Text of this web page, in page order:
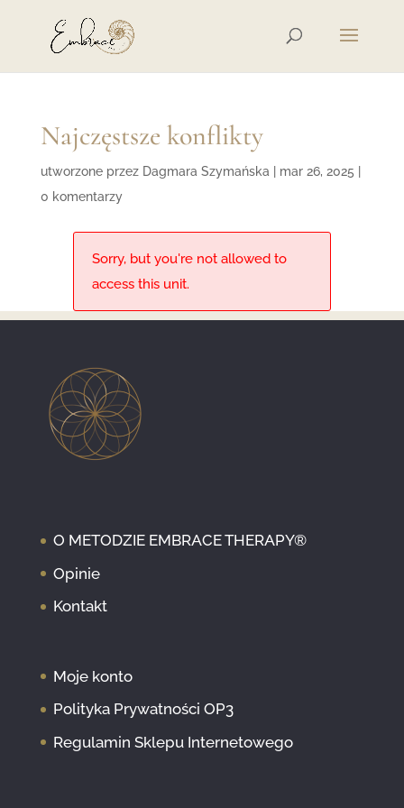
Najczęstsze konflikty
utworzone przez Dagmara Szymańska mar 26, 2025
0 komentarzy
Sorry, but you're not allowed to
access this unit.
O METODZIE EMBRACE THERAPY®
Opinie
Kontakt
Moje konto
Polityka Prywatności OP3
Regulamin Sklepu Internetowego